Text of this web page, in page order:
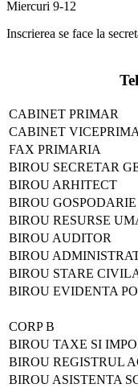
Miercuri 9-12
Inscrierea se face la
CABINET PRIMAR
CABINET
FAX PRIMARIA
BIROU SECRETAR
BIROU ARHITECT
BIROU
BIROU RESURSE
BIROU AUDITOR
BIROU
BIROU STARE
BIROU EVIDENTA
CORP B
BIROU TAXE SI
BIROU REGISTRUL
BIROU ASISTENTA